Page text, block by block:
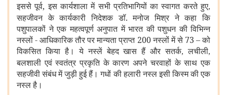
इससे पूर्व, इस कार्यशाला में सभी प्रतिभागियों का स्वागत करते हुए,
सहजीवन के कार्यकारी निदेशक डॉ. मनोज मिश्र ने कहा कि
पशुपालकों ने एक महत्वपूर्ण अनुपात में भारत की पशुधन की विभिन्न
नस्लों - आधिकारिक तौर पर मान्यता प्राप्त 200 नस्लों में से 73 – को
विकसित किया है। ये नस्लें बेहद खास हैं और सतर्क,लचीली,
बलशाली एवं स्वतंत्र प्रकृति के कारण अपने चरवाहों के साथ एक
सहजीवी संबंध में जुड़ी हुई हैं। गधों की हलारी नस्ल इसी किस्म की एक
नस्ल है।